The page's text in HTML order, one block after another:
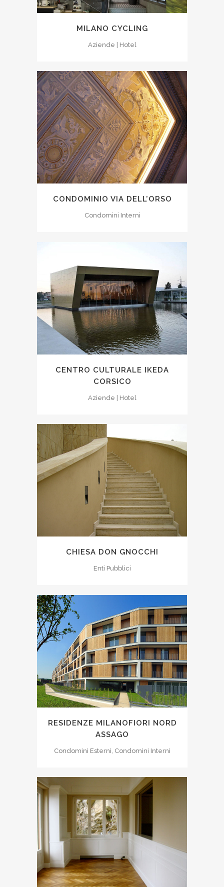
MILANO CYCLING
Aziende | Hotel
CONDOMINIO VIA DELL’ORSO
Condomini Interni
CENTRO CULTURALE IKEDA
CORSICO
Aziende | Hotel
CHIESA DON GNOCCHI
Enti Pubblici
RESIDENZE MILANOFIORI NORD
ASSAGO
Condomini Esterni, Condomini Interni